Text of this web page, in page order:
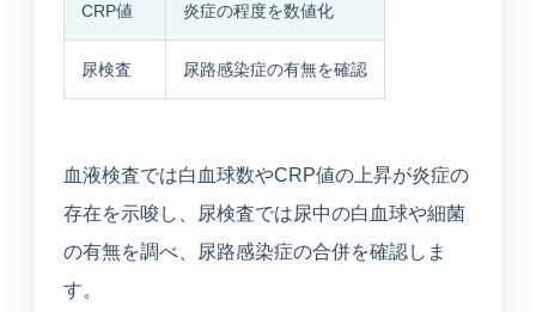
CRP値 炎症の程度を数値化
尿検査 尿路感染症の有無を確認
血液検査では白血球数やCRP値の上昇が炎症の
存在を示唆し、尿検査では尿中の白血球や細菌
の有無を調べ、尿路感染症の合併を確認しま
す。